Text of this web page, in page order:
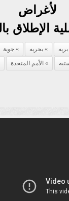
لأغراض
الإطلاق
بريه بحريه جوية
الأمم المتحدة